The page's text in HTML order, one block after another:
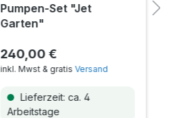
Pumpen-Set "Jet
Garten"
240,00 €
inkl. Mwst & gratisVersand
Lieferzeit: ca. 4
Arbeitstage